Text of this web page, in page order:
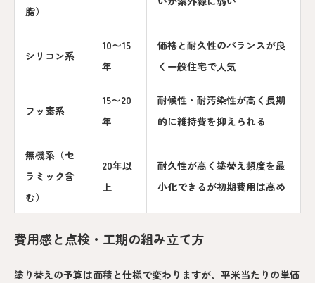
脂）
シリコン系
10〜15
年
価格と耐久性のバランスが良
く一般住宅で人気
フッ素系
15〜20
年
耐候性・耐汚染性が高く長期
的に維持費を抑えられる
無機系（セ
ラミック含
む）
20年以
上
耐久性が高く塗替え頻度を最
小化できるが初期費用は高め
費用感と点検・工期の組み立て方
塗り替えの予算は面積と仕様で変わりますが、平米当たりの単価